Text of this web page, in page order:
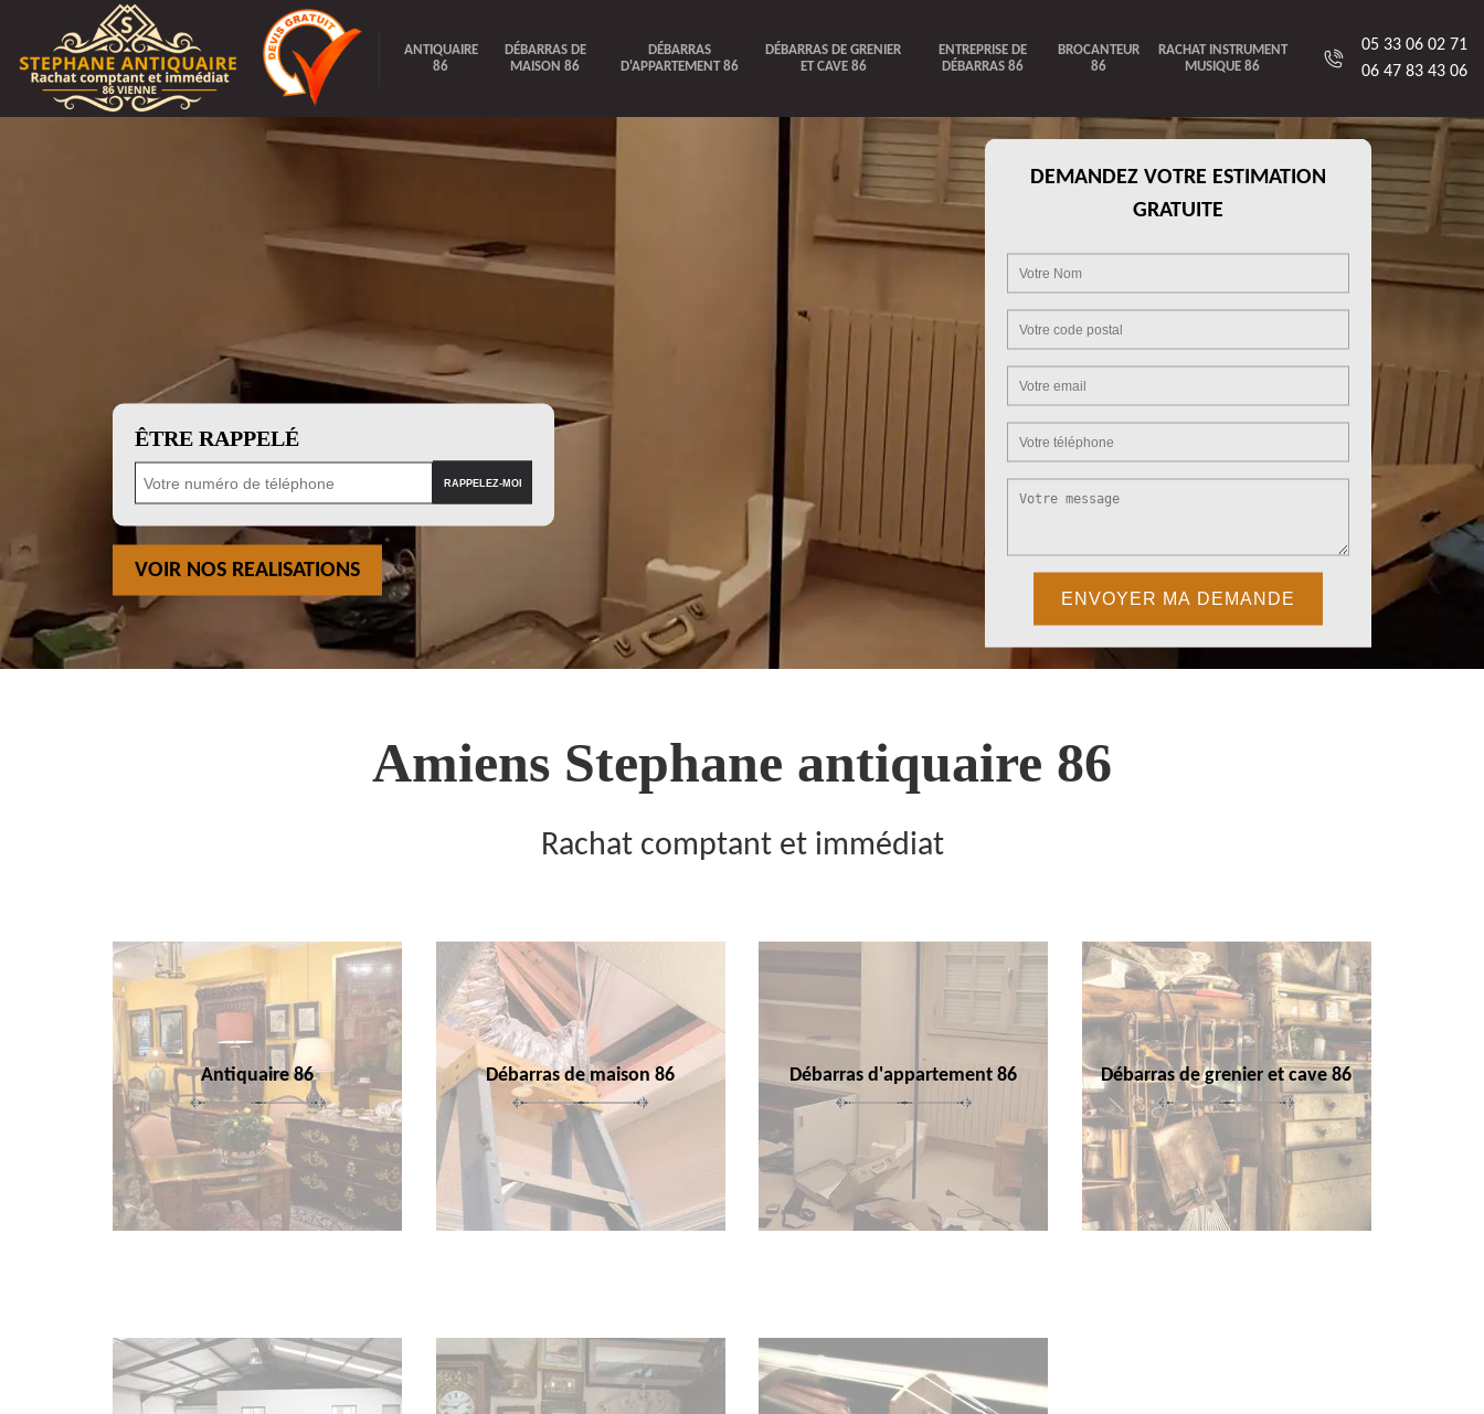
ANTIQUAIRE
86
DÉBARRAS DE
MAISON 86
DÉBARRAS
D'APPARTEMENT 86
DÉBARRAS DE GRENIER
ET CAVE 86
ENTREPRISE DE
DÉBARRAS 86
BROCANTEUR
86
RACHAT INSTRUMENT
MUSIQUE 86
05 33 06 02 71
06 47 83 43 06
ÊTRE RAPPELÉ
VOIR NOS REALISATIONS
DEMANDEZ VOTRE ESTIMATION
GRATUITE
Amiens Stephane antiquaire 86
Rachat comptant et immédiat
Antiquaire 86 Débarras de maison 86 Débarras d'appartement 86 Débarras de grenier et cave 86